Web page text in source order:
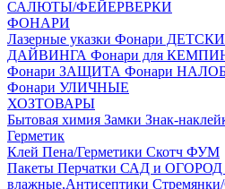
САЛЮТЫ/ФЕЙЕРВЕРКИ
ФОНАРИ
Лазерные указки Фонари
ДАЙВИНГА Фонари для
Фонари ЗАЩИТА Фонари
Фонари УЛИЧНЫЕ
ХОЗТОВАРЫ
Бытовая химия Замки Знак-
Герметик
Клей Пена/Герметики Скотч ФУМ
Пакеты Перчатки САД и ОГОРОД
влажные,Антисептики